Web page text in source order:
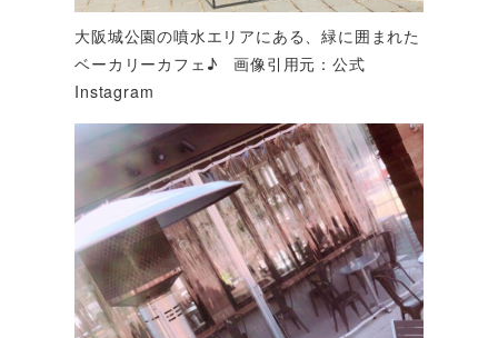
大阪城公園の噴水エリアにある、緑に囲まれた
ベーカリーカフェ♪ 画像引用元：公式
Instagram